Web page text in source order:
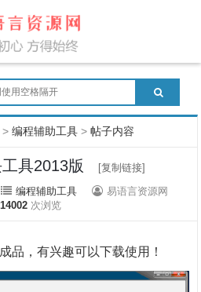
>编程辅助工具 >帖子内容
具2013版
[复制链接]
编程辅助工具
易语言资源网
14002 次浏览
品，有兴趣可以下载使用！